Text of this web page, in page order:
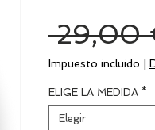
29,00
Impuesto incluido
ELIGE LA MEDIDA *
Elegir